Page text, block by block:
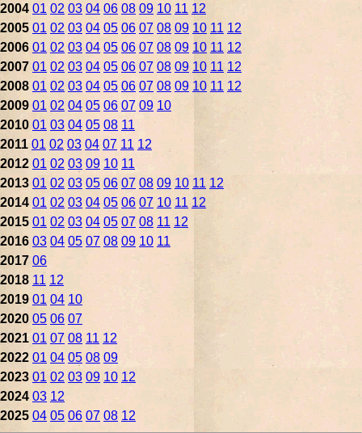
2004 01 02 03 04 06 08 09 10 11 12
2005 01 02 03 04 05 06 07 08 09 10 11 12
2006 01 02 03 04 05 06 07 08 09 10 11 12
2007 01 02 03 04 05 06 07 08 09 10 11 12
2008 01 02 03 04 05 06 07 08 09 10 11 12
2009 01 02 04 05 06 07 09 10
2010 01 03 04 05 08 11
2011 01 02 03 04 07 11 12
2012 01 02 03 09 10 11
2013 01 02 03 05 06 07 08 09 10 11 12
2014 01 02 03 04 05 06 07 10 11 12
2015 01 02 03 04 05 07 08 11 12
2016 03 04 05 07 08 09 10 11
2017 06
2018 11 12
2019 01 04 10
2020 05 06 07
2021 01 07 08 11 12
2022 01 04 05 08 09
2023 01 02 03 09 10 12
2024 03 12
2025 04 05 06 07 08 12